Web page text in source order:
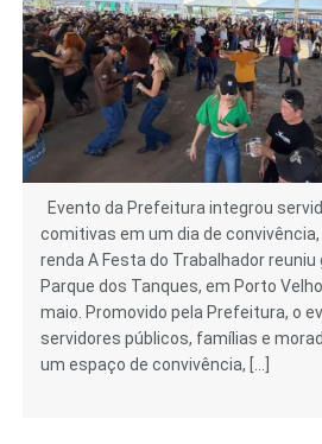
Evento da Prefeitura integrou
comitivas em um dia de
renda A Festa do Trabalhador reuniu
Parque dos Tanques, em Porto
maio. Promovido pela Prefeitura, o
servidores públicos, famílias e
um espaço de convivência, […]